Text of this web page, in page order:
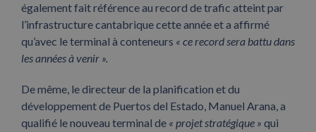
également fait référence au record de trafic atteint par
l’infrastructure cantabrique cette année et a affirmé
qu’avec le terminal à conteneurs « ce record sera battu dans
les années à venir ».
De même, le directeur de la planification et du
développement de Puertos del Estado, Manuel Arana, a
qualifié le nouveau terminal de « projet stratégique » qui